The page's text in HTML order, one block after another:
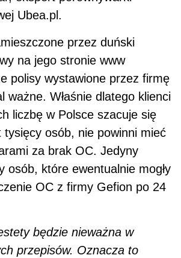
Ubea.pl.
przez duński
na jego stronie www
polisy wystawione przez firmę
ważne. Właśnie dlatego klienci
liczbę w Polsce szacuje się
tysięcy osób, nie powinni mieć
za brak OC. Jedyny
osób, które ewentualnie mogły
OC z firmy Gefion po 24
będzie nieważna w
przepisów. Oznacza to